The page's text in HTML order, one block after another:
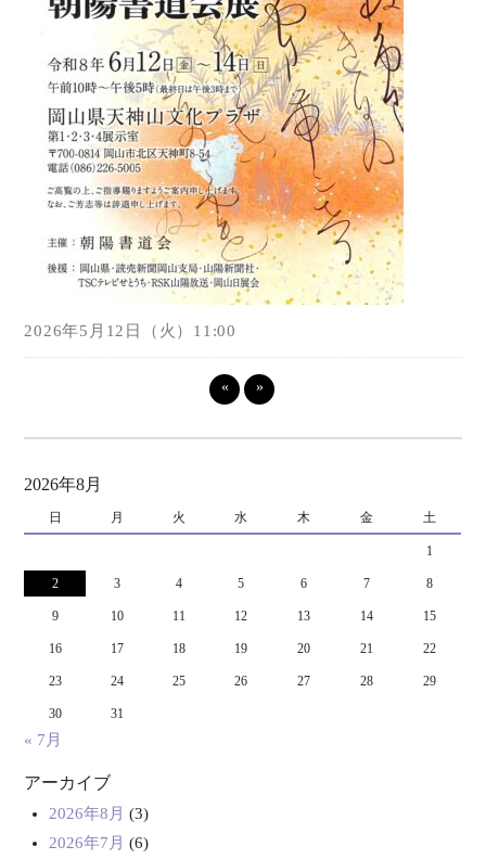
2026年5月12日（火）11:00
« »
2026年8月
日 月 火 水 木 金 土
1
2 3 4 5 6 7 8
9 10 11 12 13 14 15
16 17 18 19 20 21 22
23 24 25 26 27 28 29
30 31
« 7月
アーカイブ
2026年8月 (3)
2026年7月 (6)